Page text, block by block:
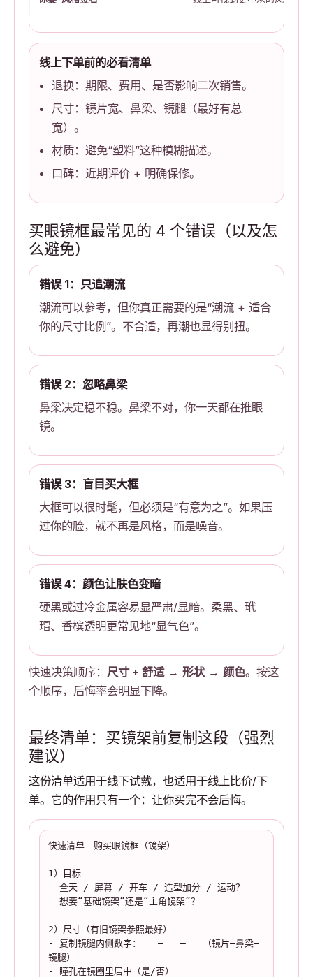
线上下单前的必看清单
退换：期限、费用、是否影响二次销售。
尺寸：镜片宽、鼻梁、镜腿（最好有总
宽）。
材质：避免“塑料”这种模糊描述。
口碑：近期评价 + 明确保修。
买眼镜框最常见的 4 个错误（以及怎
么避免）
错误 1：只追潮流
潮流可以参考，但你真正需要的是“潮流 + 适合
你的尺寸比例”。不合适，再潮也显得别扭。
错误 2：忽略鼻梁
鼻梁决定稳不稳。鼻梁不对，你一天都在推眼
镜。
错误 3：盲目买大框
大框可以很时髦，但必须是“有意为之”。如果压
过你的脸，就不再是风格，而是噪音。
错误 4：颜色让肤色变暗
硬黑或过冷金属容易显严肃/显暗。柔黑、玳
瑁、香槟透明更常见地“显气色”。
快速决策顺序： 尺寸 + 舒适→ 形状→ 颜色。按这
个顺序，后悔率会明显下降。
最终清单：买镜架前复制这段（强烈
建议）
这份清单适用于线下试戴，也适用于线上比价/下
单。它的作用只有一个：让你买完不会后悔。
快速清单｜购买眼镜框（镜架）
1）目标
- 全天 / 屏幕 / 开车 / 造型加分 / 运动？
- 想要“基础镜架”还是“主角镜架”？
2）尺寸（有旧镜架参照最好）
- 复制镜腿内侧数字：___–___–___（镜片–鼻梁–
镜腿）
- 瞳孔在镜圈里居中（是/否）